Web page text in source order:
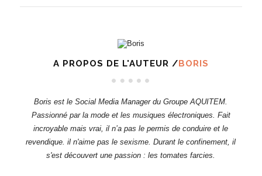
A PROPOS DE L'AUTEUR /BORIS
Boris est le Social Media Manager du Groupe AQUITEM.
Passionné par la mode et les musiques électroniques. Fait
incroyable mais vrai, il n’a pas le permis de conduire et le
revendique. il n'aime pas le sexisme. Durant le confinement, il
s'est découvert une passion : les tomates farcies.